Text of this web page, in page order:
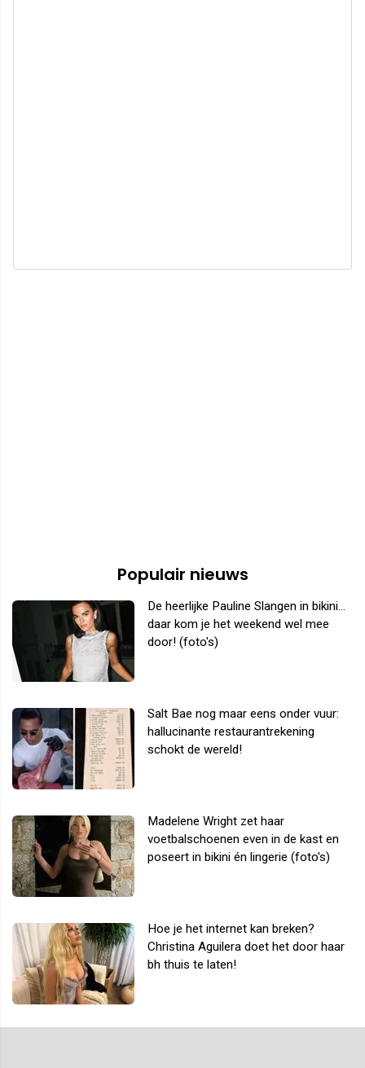
Populair nieuws
De heerlijke Pauline Slangen in bikini...
daar kom je het weekend wel mee
door! (foto's)
Salt Bae nog maar eens onder vuur:
hallucinante restaurantrekening
schokt de wereld!
Madelene Wright zet haar
voetbalschoenen even in de kast en
poseert in bikini én lingerie (foto's)
Hoe je het internet kan breken?
Christina Aguilera doet het door haar
bh thuis te laten!